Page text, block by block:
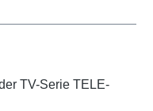
TV-Serie TELE-